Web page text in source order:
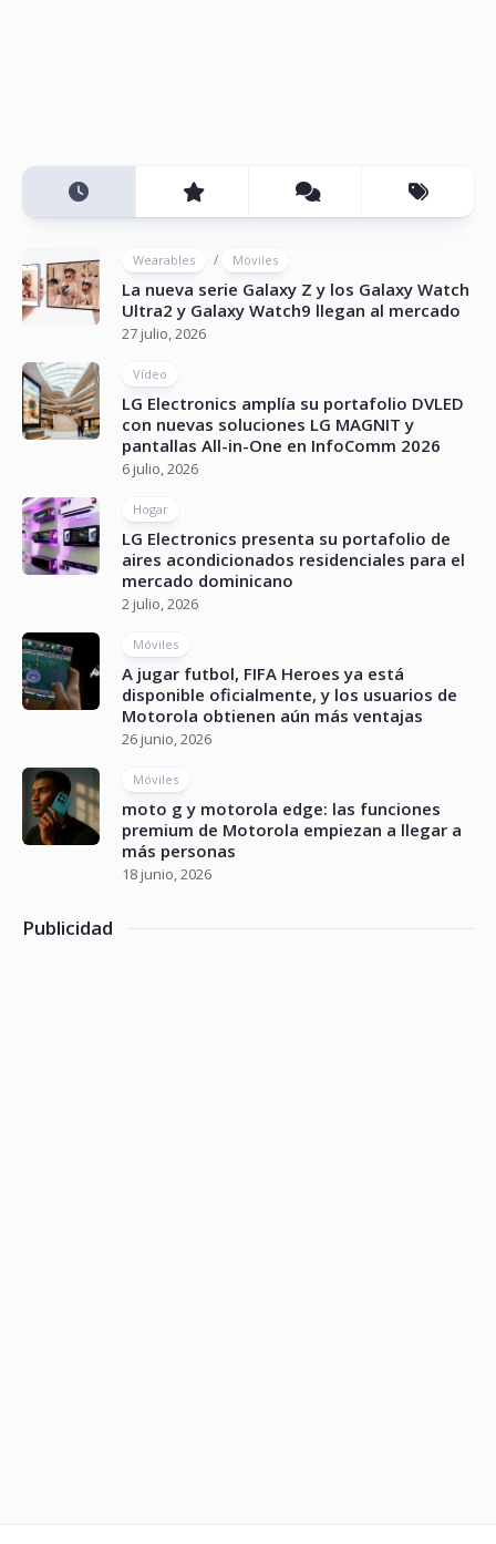
Wearables / Móviles
La nueva serie Galaxy Z y los Galaxy Watch
Ultra2 y Galaxy Watch9 llegan al mercado
27 julio, 2026
Vídeo
LG Electronics amplía su portafolio DVLED
con nuevas soluciones LG MAGNIT y
pantallas All-in-One en InfoComm 2026
6 julio, 2026
Hogar
LG Electronics presenta su portafolio de
aires acondicionados residenciales para el
mercado dominicano
2 julio, 2026
Móviles
A jugar futbol, FIFA Heroes ya está
disponible oficialmente, y los usuarios de
Motorola obtienen aún más ventajas
26 junio, 2026
Móviles
moto g y motorola edge: las funciones
premium de Motorola empiezan a llegar a
más personas
18 junio, 2026
Publicidad